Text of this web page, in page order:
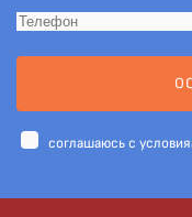
cоглашаюсь с